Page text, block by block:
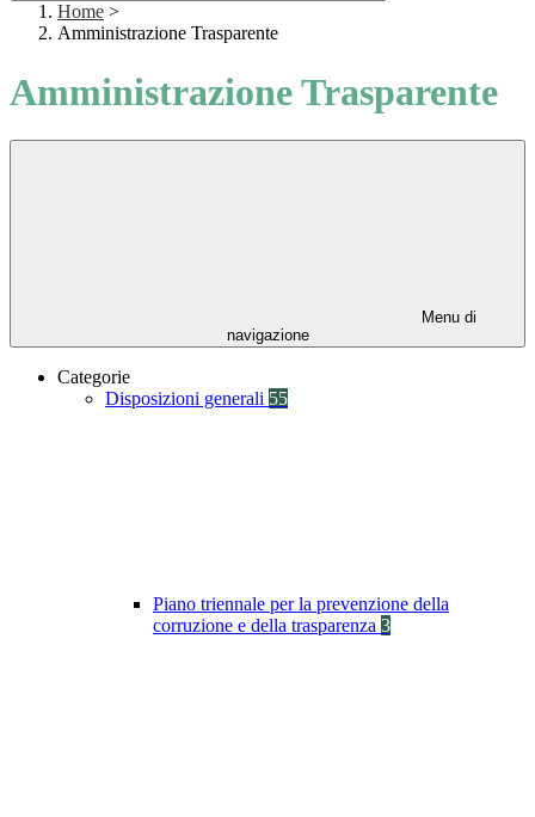
Home >
Amministrazione Trasparente
Amministrazione Trasparente
Menu di
navigazione
Categorie
Disposizioni generali 55
Piano triennale per la prevenzione della
corruzione e della trasparenza 3